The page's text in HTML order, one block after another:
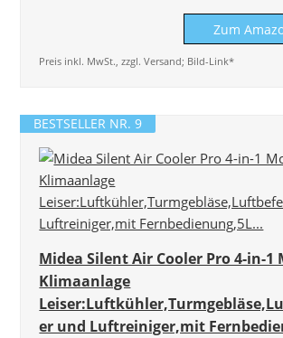
Zum
Preis inkl. MwSt., zzgl. Versand; Bild-Link*
BESTSELLER NR. 9
Midea Silent Air Cooler Pro 4-in-1
Klimaanlage
er und Luftreiniger,mit